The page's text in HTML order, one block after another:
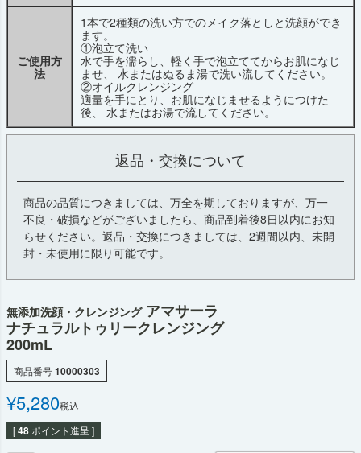
ご使用方
法
1本で2種類の洗い方でのメイク落としと洗顔ができ
ます。
①泡立て洗い
水で手を濡らし、軽く手で泡立ててからお肌になじ
ませ、 水またはぬるま湯で洗い流してください。
②オイルクレンジング
適量を手にとり、お肌になじませるようにつけた
後、 水またはお湯で流してください。
返品・交換について
商品の品質につきましては、万全を期しておりますが、万一
不良・破損などがございましたら、商品到着後8日以内にお知
らせください。返品・交換につきましては、2週間以内、未開
封・未使用に限り可能です。
無添加洗顔・クレンジング アマサーラ
ナチュラルトゥリークレンジング
200mL
商品番号10000303
¥5,280税込
[48 ポイント進呈 ]